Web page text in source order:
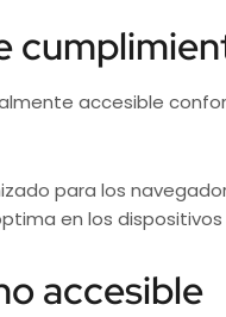
accesible
para los
en los
accesible